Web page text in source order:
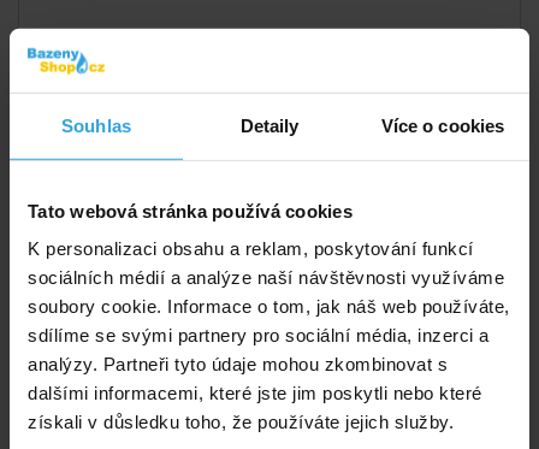
Souhlas Detaily Více o cookies
Tato webová stránka používá cookies
K personalizaci obsahu a reklam, poskytování funkcí
sociálních médií a analýze naší návštěvnosti využíváme
soubory cookie. Informace o tom, jak náš web používáte,
sdílíme se svými partnery pro sociální média, inzerci a
analýzy. Partneři tyto údaje mohou zkombinovat s
dalšími informacemi, které jste jim poskytli nebo které
získali v důsledku toho, že používáte jejich služby.
Odeslat dotaz
Poradíme vám!
info@bazenyshop.cz
+420 281 974 297
Telefonní číslo neslouží k objednaní zboží
Říčanská 69, 250 84 Sibřina